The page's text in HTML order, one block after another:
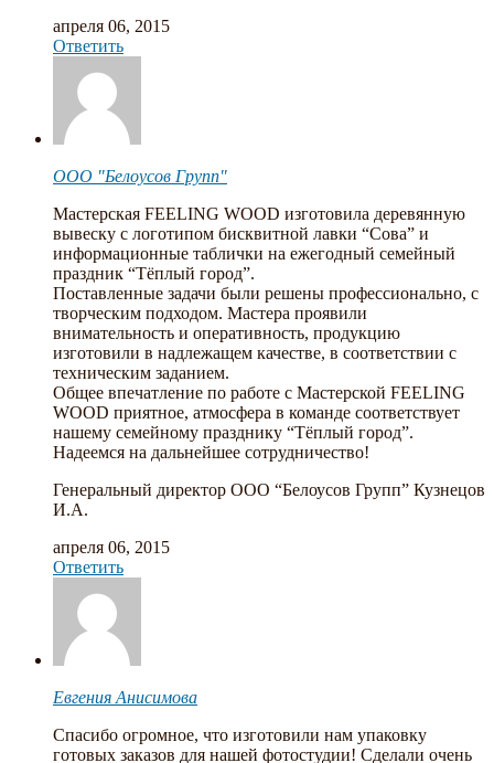
апреля 06, 2015
Ответить
ООО "Белоусов Групп"
Мастерская FEELING WOOD изготовила деревянную
вывеску с логотипом бисквитной лавки “Сова” и
информационные таблички на ежегодный семейный
праздник “Тёплый город”.
Поставленные задачи были решены профессионально, с
творческим подходом. Мастера проявили
внимательность и оперативность, продукцию
изготовили в надлежащем качестве, в соответствии с
техническим заданием.
Общее впечатление по работе с Мастерской FEELING
WOOD приятное, атмосфера в команде соответствует
нашему семейному празднику “Тёплый город”.
Надеемся на дальнейшее сотрудничество!
Генеральный директор ООО “Белоусов Групп” Кузнецов
И.А.
апреля 06, 2015
Ответить
Евгения Анисимова
Спасибо огромное, что изготовили нам упаковку
готовых заказов для нашей фотостудии! Сделали очень